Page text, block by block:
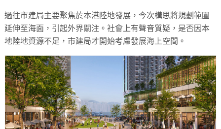
過往市建局主要聚焦於本港陸地發展，今次構思將規劃範圍
延伸至海面，引起外界關注。社會上有聲音質疑，是否因本
地陸地資源不足，市建局才開始考慮發展海上空間。